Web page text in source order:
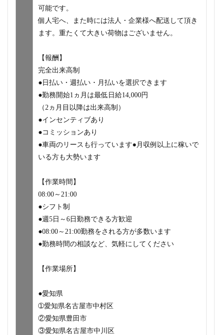
可能です。
個人宅へ、また時には法人・企業様へ配送して頂き
ます。重たくて大きい荷物はございません。
【報酬】
完全出来高制
●日払い・週払い・月払いを選択できます
●勤務開始1ヵ月は最低日給14,000円
（2ヵ月目以降は出来高制）
●インセンティブあり
●コミッションあり
●車両のリースも行っています●月収例以上に稼いで
いる方も大勢います
【作業時間】
08:00～21:00
●シフト制
●週5日～6日勤務できる方歓迎
●08:00～21:00勤務をされる方が多数います
●勤務時間の相談など、気軽にしてください
【作業場所】
●愛知県
➀愛知県名古屋市中村区
②愛知県豊田市
③愛知県名古屋市中川区